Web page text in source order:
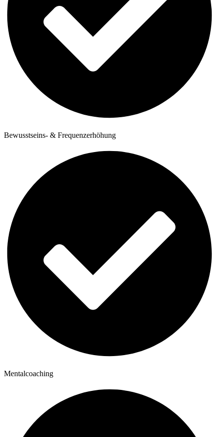
Bewusstseins- & Frequenzerhöhung
Mentalcoaching